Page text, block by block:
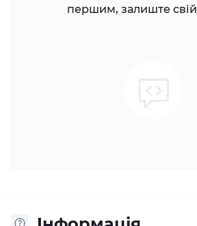
першим, залиште свій